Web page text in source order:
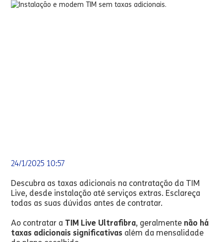
24/1/2025 10:57
Descubra as taxas adicionais na contratação da TIM
Live, desde instalação até serviços extras. Esclareça
todas as suas dúvidas antes de contratar.
Ao contratar a TIM Live Ultrafibra, geralmente não há
taxas adicionais significativas além da mensalidade